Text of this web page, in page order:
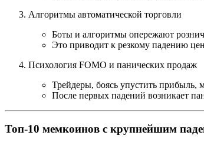
Алгоритмы автоматической торговли
Боты и алгоритмы опережают
Это приводит к резкому падению
Психология FOMO и панических продаж
Трейдеры, боясь упустить прибыль,
После первых падений возникает
Топ-10 мемкоинов с крупнейшим